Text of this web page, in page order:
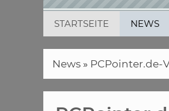
STARTSEITE NEWS
News » PCPointer.de-